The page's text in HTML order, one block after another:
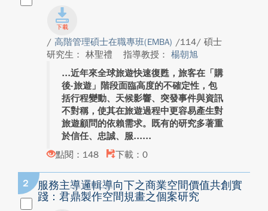
/ 高階管理碩士在職專班(EMBA) /114/ 碩士
研究生： 林聖禮
指導教授： 楊朝旭
近年來全球旅遊快速復甦，旅客在「購
後-旅遊」階段面臨高度的不確定性，包
括行程變動、天候影響、突發事件與資訊
不對稱，使其在旅遊過程中更容易產生對
旅遊顧問的依賴需求。既有的研究多著重
於信任、忠誠、服...
點閱：148
下載：0
2
服務主導邏輯導向下之商業空間價值共創實
踐：君鼎製作空間規畫之個案研究